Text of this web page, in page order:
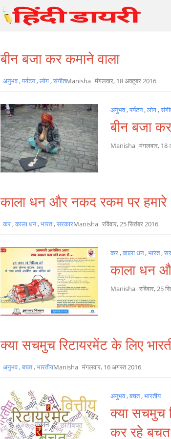
बीन बजा कर कमाने वाला
Manisha मंगलवार, 18 अक्टूबर 2016
अनुभव,पर्यटन,लोग,संगीत
अनुभव,पर्यटन,लोग,
बीन बजा
Manisha मंगलवार, 18
काला धन और नकद रकम पर
Manisha रविवार, 25 सितंबर 2016
कर,काला धन,भारत,सरकार
कर,काला धन,भारत,
काला धन
Manisha रविवार, 25
क्या सचमुच रिटायरमेंट के लिए
Manisha मंगलवार, 16 अगस्त 2016
अनुभव,बचत,भारतीय
अनुभव,बचत,भारतीय
क्या सचमुच
कर रहे